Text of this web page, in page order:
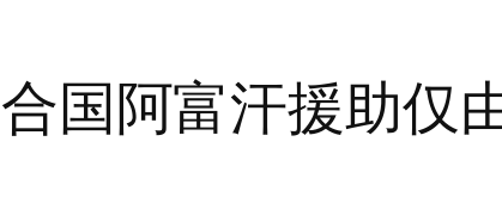
国阿富汗援助仅